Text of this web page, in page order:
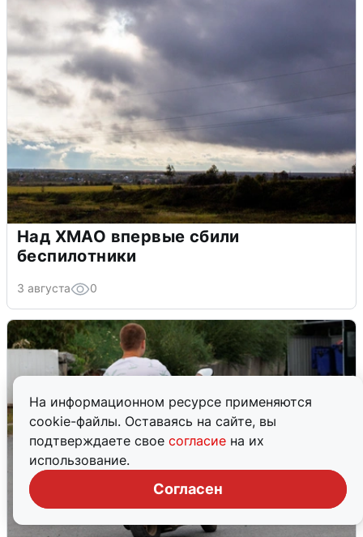
На информационном ресурсе применяются
cookie-файлы. Оставаясь на сайте, вы
подтверждаете свое согласие на их
использование.
Согласен
Над ХМАО впервые сбили
беспилотники
3 августа 0